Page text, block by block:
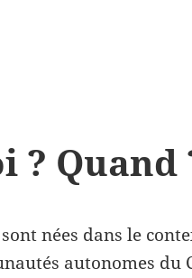
? Quand
nées dans le
autonomes du